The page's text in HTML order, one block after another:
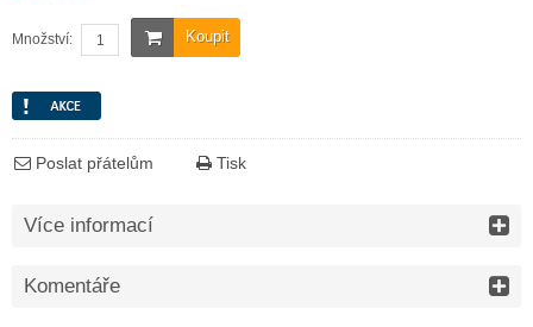
Koupit
Množství:
Poslat přátelům Tisk
Více informací
Komentáře